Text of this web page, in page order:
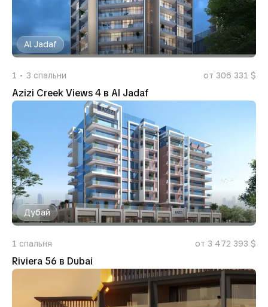
Al Jadaf
1 3 спальни от 306 331 $
Azizi Creek Views 4 в Al Jadaf
Дубай
1 спальня от 3 472 393 $
Riviera 56 в Dubai